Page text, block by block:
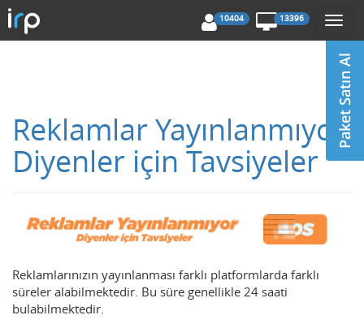
10404 13396
Reklamlar Yayınlanmıyor
Diyenler için Tavsiyeler
Reklamlarınızın yayınlanması farklı platformlarda farklı
süreler alabilmektedir. Bu süre genellikle 24 saati
bulabilmektedir.